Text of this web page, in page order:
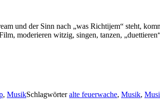
und der Sinn nach „was Richtijem“ steht,
moderieren witzig, singen, tanzen,
, MusikSchlagwörteralte feuerwache, Musik,